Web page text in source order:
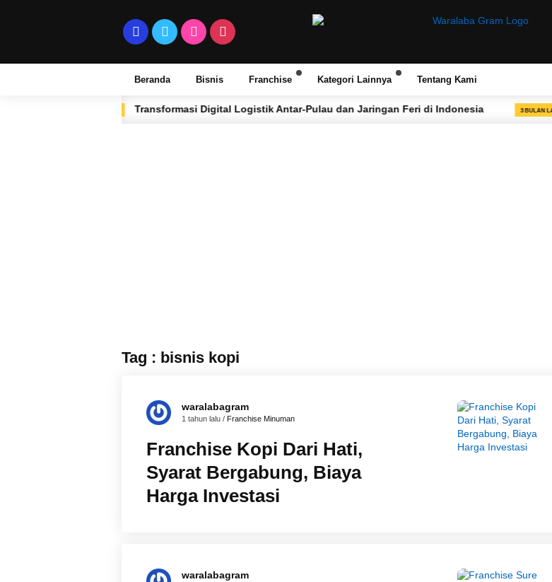
Beranda Bisnis Franchise Kategori Lainnya Tentang Kami
Transformasi Digital Logistik Antar-Pulau dan Jaringan Feri di Indonesia 3 BULAN LALU Set
Tag : bisnis kopi
waralabagram
1 tahun lalu / Franchise Minuman
Franchise Kopi Dari Hati,
Syarat Bergabung, Biaya
Harga Investasi
waralabagram